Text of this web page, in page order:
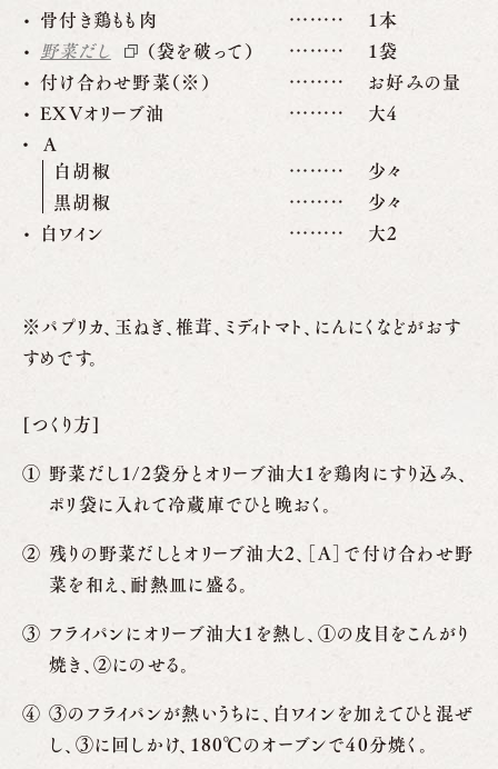
骨付き鶏もも肉
1本
野菜だし
（袋を破って）
1袋
付け合わせ野菜（※）
お好みの量
EXVオリーブ油
大4
A
白胡椒
少々
黒胡椒
少々
白ワイン
大2
※パプリカ、玉ねぎ、椎茸、ミディトマト、にんにくなどがおす
すめです。
[つくり方]
野菜だし1/2袋分とオリーブ油大1を鶏肉にすり込み、
ポリ袋に入れて冷蔵庫でひと晩おく。
残りの野菜だしとオリーブ油大2、［A］で付け合わせ野
菜を和え、耐熱皿に盛る。
フライパンにオリーブ油大1を熱し、①の皮目をこんがり
焼き、②にのせる。
③のフライパンが熱いうちに、白ワインを加えてひと混ぜ
し、③に回しかけ、180℃のオーブンで40分焼く。